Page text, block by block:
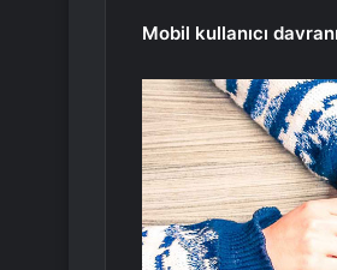
Mobil kullanıcı